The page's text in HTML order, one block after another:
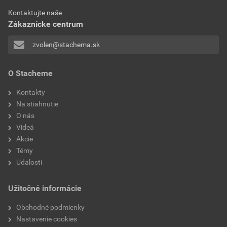
Stiahnuť
Veľkosť
0,27 MB
O Stacheme
Kontakty
Na stiahnutie
O nás
Videá
Akcie
Témy
Udalosti
Užitočné informácie
Obchodné podmienky
Nastavenie cookies
Kontaktujte naše
Zákaznícke centrum
zvolen@stachema.sk